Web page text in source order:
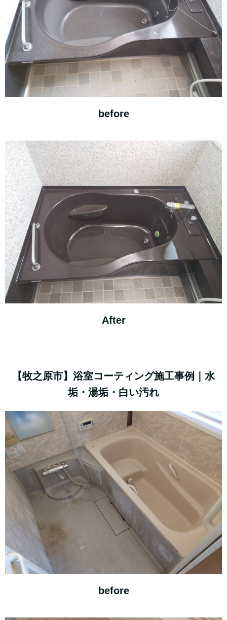
before
After
【牧之原市】浴室コーティング施工事例｜水
垢・湯垢・白い汚れ
before